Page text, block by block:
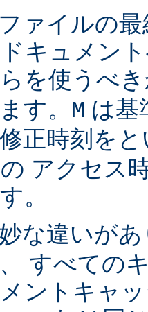
ァイルの
キュメン
を使うべ
す。 M は基
正時刻を
アクセス
。
な違いが
すべての
ントキャ